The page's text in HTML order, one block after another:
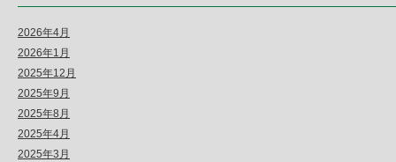
2026年4月
2026年1月
2025年12月
2025年9月
2025年8月
2025年4月
2025年3月